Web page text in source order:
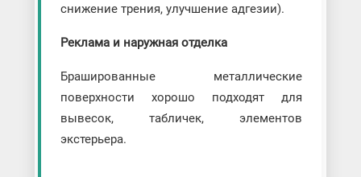
снижение трения, улучшение адгезии).
Реклама и наружная отделка
Брашированные металлические
поверхности хорошо подходят для
вывесок, табличек, элементов
экстерьера.